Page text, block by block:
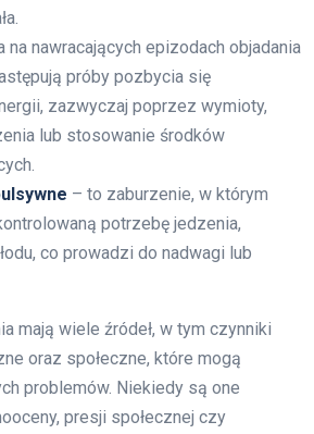
na nawracających epizodach objadania
próby pozbycia się
zazwyczaj poprzez wymioty,
lub stosowanie środków
– to zaburzenie, w którym
potrzebę jedzenia,
co prowadzi do nadwagi lub
mają wiele źródeł, w tym czynniki
oraz społeczne, które mogą
problemów. Niekiedy są one
presji społecznej czy